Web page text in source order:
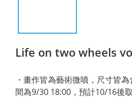
Life on two wheels
・畫作皆為藝術微噴，尺寸皆
間為9/30 18:00，預計10/16後取